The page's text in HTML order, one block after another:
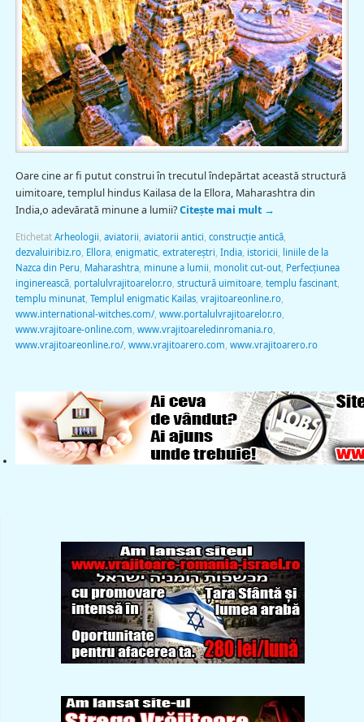
Oare cine ar fi putut construi în trecutul îndepărtat această structură
uimitoare, templul hindus Kailasa de la Ellora, Maharashtra din
India,o adevărată minune a lumii?Citește mai mult →
Etichetat Arheologii aviatorii aviatorii antici construcţie antică,
dezvaluiribiz.ro, Ellora, enigmatic, extratereştri India, istoricii
liniile de la
Nazca din Peru Maharashtra, minune a lumii monolit cut-out, Perfecţiunea
inginerească, portalulvrajitoarelor.ro, structură uimitoare, templu fascinant,
templu minunat, Templul enigmatic Kailas, vrajitoareonline.ro,
www.international-witches.com/, www.portalulvrajitoarelor.ro,
www.vrajitoare-online.com www.vrajitoareledinromania.ro,
www.vrajitoareonline.ro/, www.vrajitoarero.com www.vrajitoarero.ro